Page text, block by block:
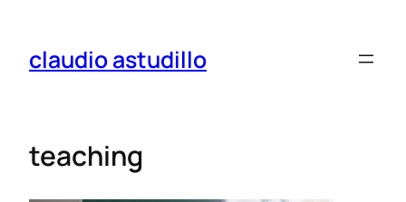
claudio astudillo
teaching